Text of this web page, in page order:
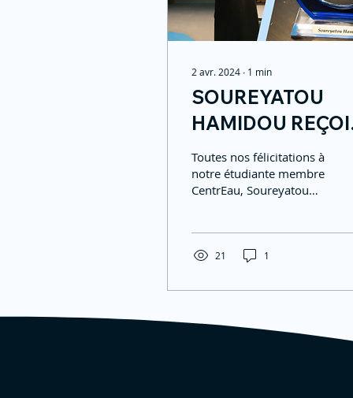
2 avr. 2024 ∙ 1 min
SOUREYATOU
HAMIDOU
LE PRIX DE LA
RELÈVE EAU
ANDRÉ-
Toutes nos félicitations à
notre étudiante membre
CentrEau, Soureyatou
21 1